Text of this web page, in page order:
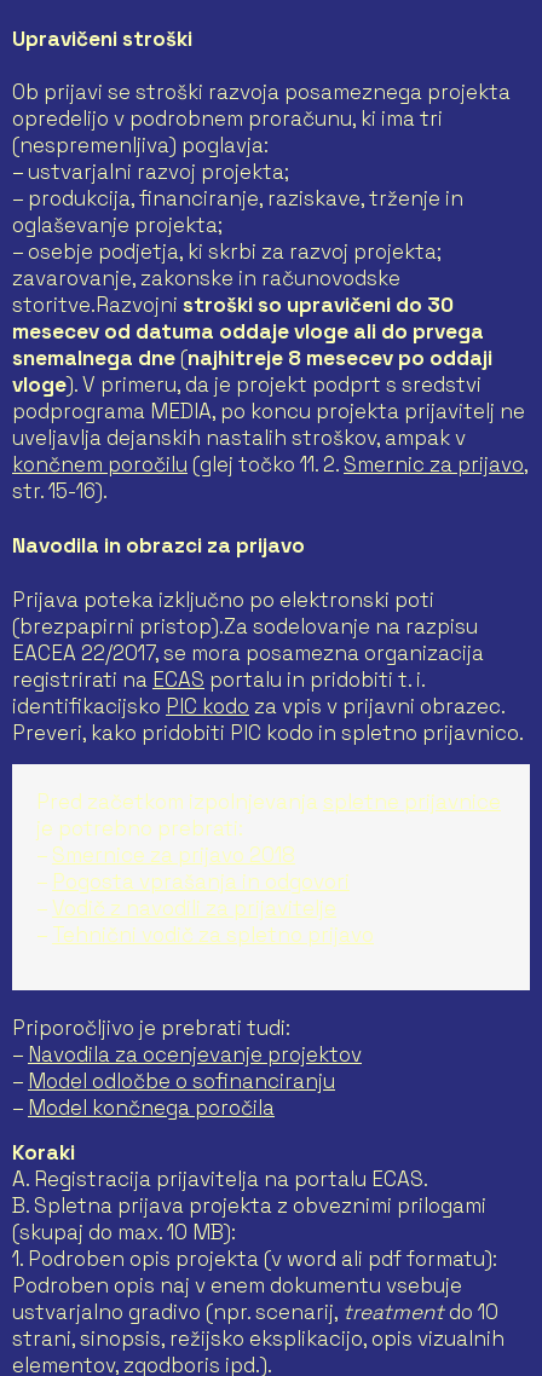
Upravičeni stroški
Ob prijavi se stroški razvoja posameznega projekta
opredelijo v podrobnem proračunu, ki ima tri
(nespremenljiva) poglavja:
– ustvarjalni razvoj projekta;
– produkcija, financiranje, raziskave, trženje in
oglaševanje projekta;
– osebje podjetja, ki skrbi za razvoj projekta;
zavarovanje, zakonske in računovodske
storitve.Razvojni stroški so upravičeni do 30
mesecev od datuma oddaje vloge ali do prvega
snemalnega dne (najhitreje 8 mesecev po oddaji
vloge). V primeru, da je projekt podprt s sredstvi
podprograma MEDIA, po koncu projekta prijavitelj ne
uveljavlja dejanskih nastalih stroškov, ampak v
končnem poročilu (glej točko 11. 2. Smernic za prijavo,
str. 15-16).
Navodila in obrazci za prijavo
Prijava poteka izključno po elektronski poti
(brezpapirni pristop).Za sodelovanje na razpisu
EACEA 22/2017, se mora posamezna organizacija
registrirati na ECAS portalu in pridobiti t. i.
identifikacijsko PIC kodo za vpis v prijavni obrazec.
Preveri, kako pridobiti PIC kodo in spletno prijavnico.
Pred začetkom izpolnjevanja spletne prijavnice
je potrebno prebrati:
– Smernice za prijavo 2018
– Pogosta vprašanja in odgovori
–Vodič z navodili za prijavitelje
– Tehnični vodič za spletno prijavo
Priporočljivo je prebrati tudi:
– Navodila za ocenjevanje projektov
– Model odločbe o sofinanciranju
– Model končnega poročila
Koraki
A. Registracija prijavitelja na portalu ECAS.
B. Spletna prijava projekta z obveznimi prilogami
(skupaj do max. 10 MB):
1. Podroben opis projekta (v word ali pdf formatu):
Podroben opis naj v enem dokumentu vsebuje
ustvarjalno gradivo (npr. scenarij, treatmentdo 10
strani, sinopsis, režijsko eksplikacijo, opis vizualnih
elementov, zgodboris ipd.).